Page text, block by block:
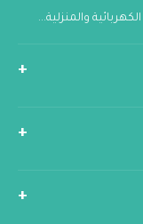
والمنزلية...